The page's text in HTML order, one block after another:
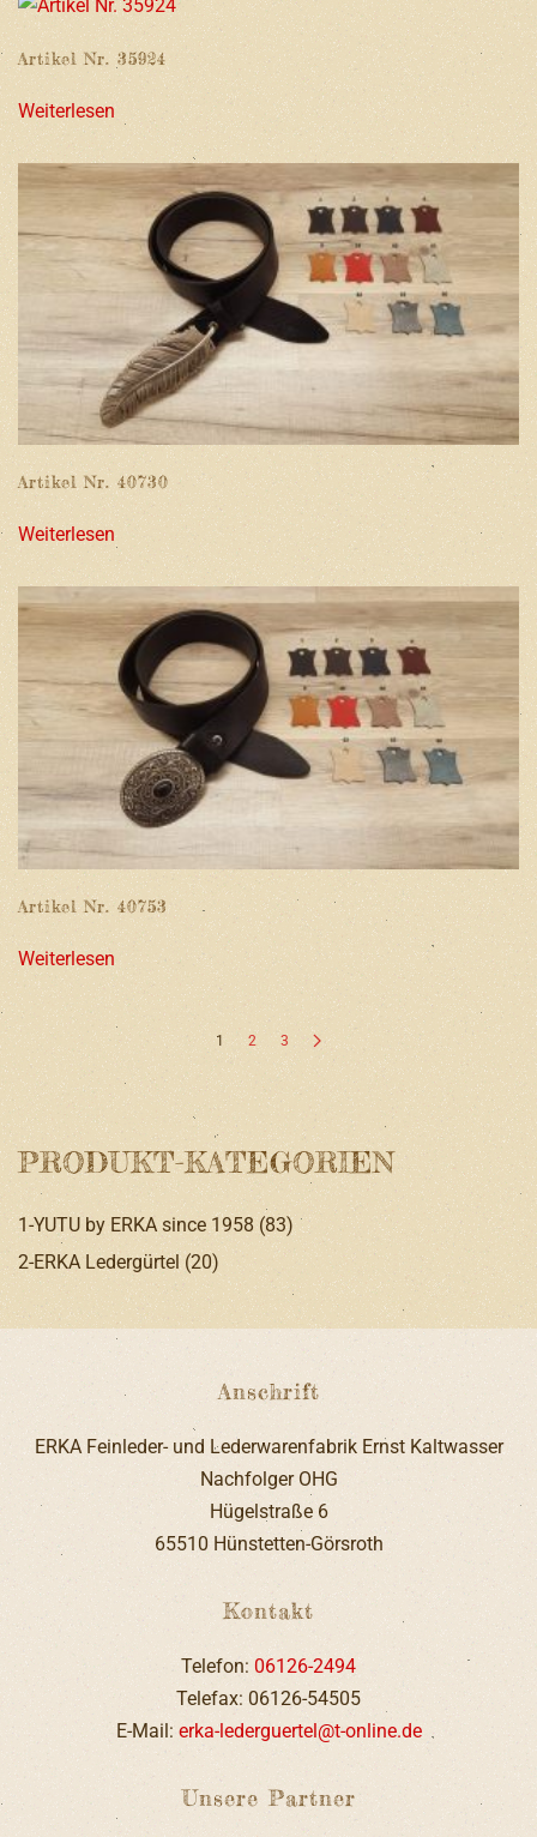
Artikel Nr. 35924
Weiterlesen
Artikel Nr. 40730
Weiterlesen
Artikel Nr. 40753
Weiterlesen
1 2 3
PRODUKT-KATEGORIEN
1-YUTU by ERKA since 1958 (83)
2-ERKA Ledergürtel (20)
Anschrift
ERKA Feinleder- und Lederwarenfabrik Ernst Kaltwasser
Nachfolger OHG
Hügelstraße 6
65510 Hünstetten-Görsroth
Kontakt
Telefon: 06126-2494
Telefax: 06126-54505
E-Mail:erka-lederguertel@t-online.de
Unsere Partner